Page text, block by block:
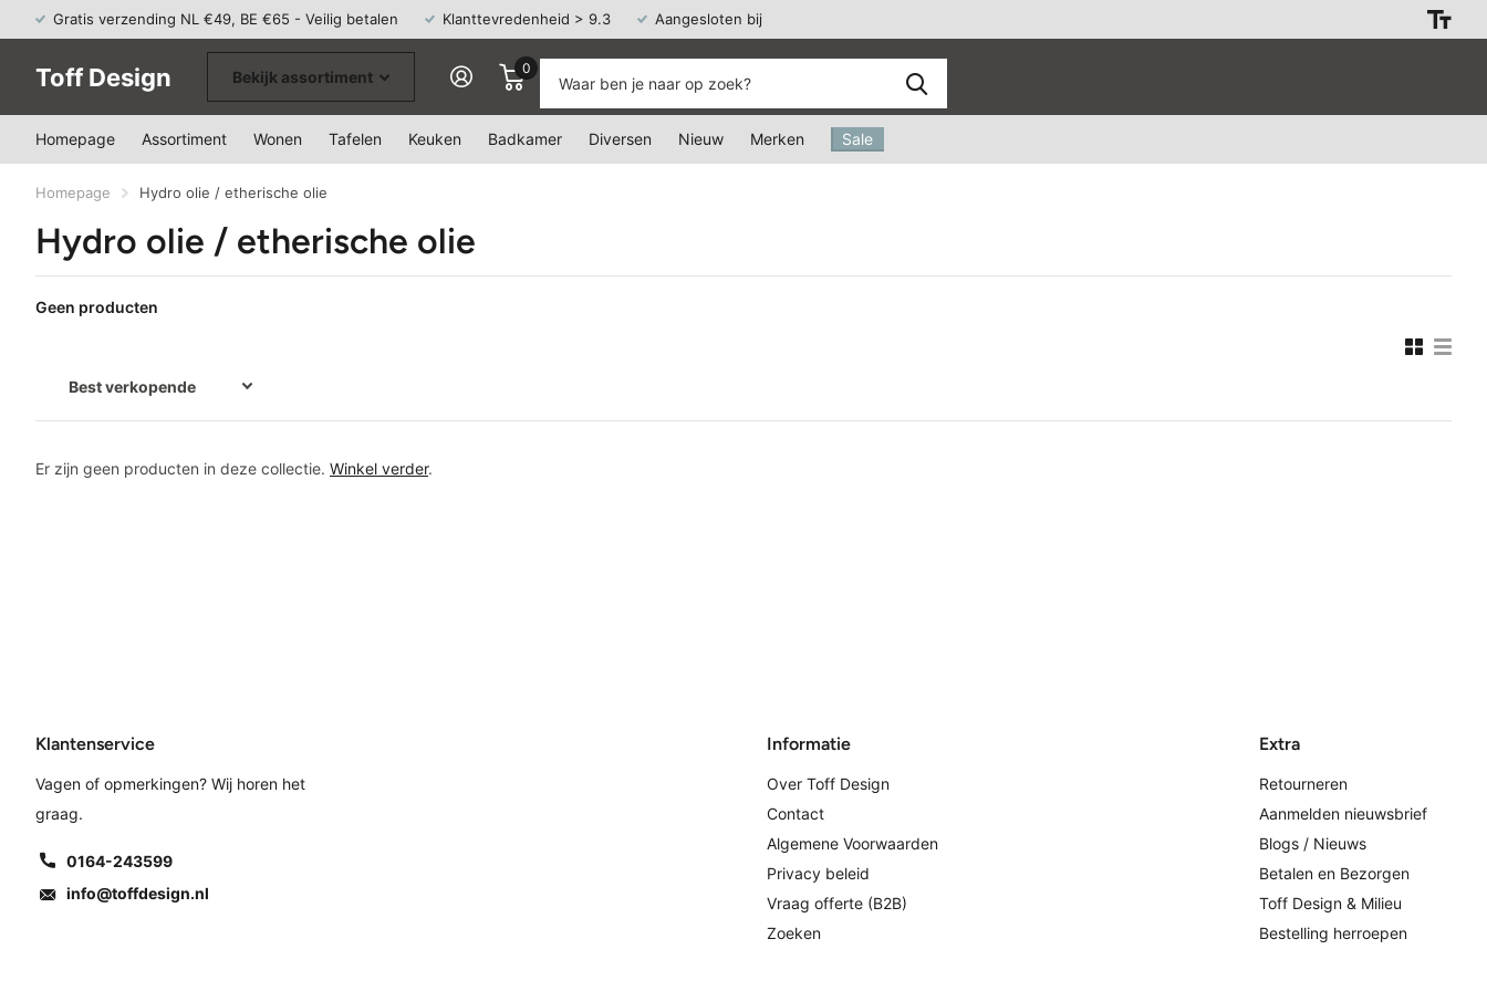
Gratis verzending NL €49, BE €65 - Veilig betalen Klanttevredenheid > 9.3 Aangesloten bij
Webshop Keurmerk
Toff Design Bekijk assortiment 0
Homepage Assortiment Wonen Tafelen Keuken Badkamer Diversen Nieuw Merken Sale
Homepage Hydro olie / etherische olie
Hydro olie / etherische olie
Geen producten
Er zijn geen producten in deze collectie. Winkel verder.
Klantenservice
Vagen of opmerkingen? Wij horen het
graag.
0164-243599
info@toffdesign.nl
Informatie
Over Toff Design
Contact
Algemene Voorwaarden
Privacy beleid
Vraag offerte (B2B)
Zoeken
Extra
Retourneren
Aanmelden nieuwsbrief
Blogs / Nieuws
Betalen en Bezorgen
Toff Design & Milieu
Bestelling herroepen